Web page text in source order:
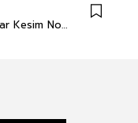
Jeff Erkek Skınny Süper Dar Kesim Normal Bel Dar Paça Jean Pantolon Siyah